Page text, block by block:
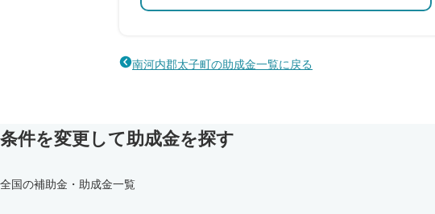
南河内郡太子町の助成金一覧に戻る
条件を変更して助成金を探す
全国の補助金・助成金一覧